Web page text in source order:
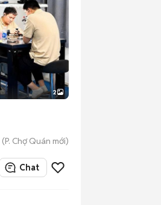
2
(P. Chợ Quán mới)
Chat